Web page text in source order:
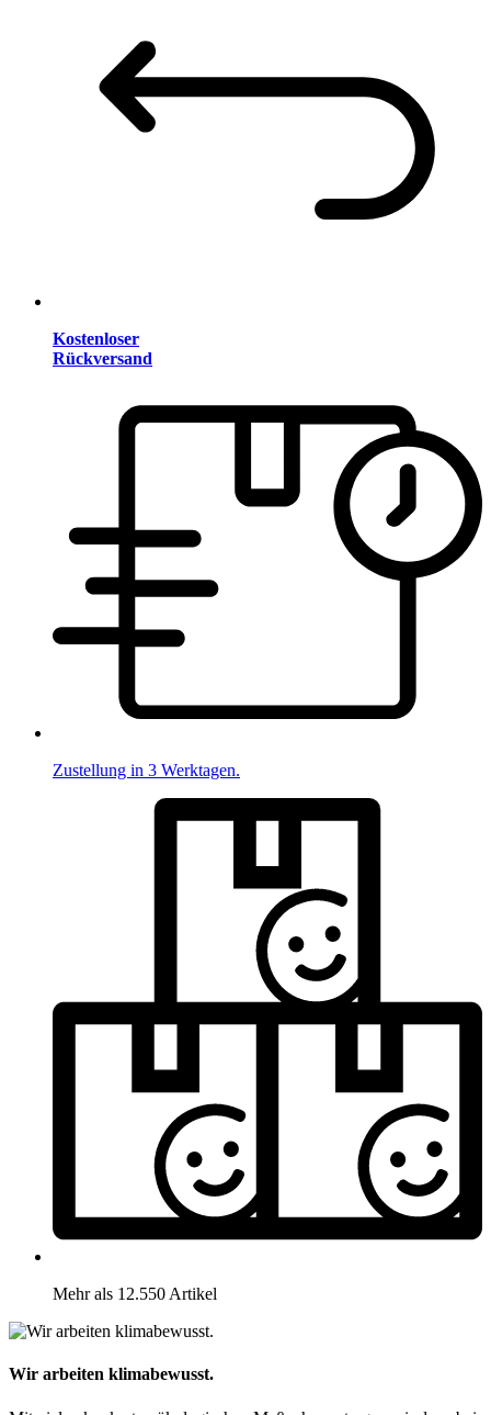
Kostenloser
Rückversand
Zustellung in 3 Werktagen.
Mehr als 12.550 Artikel
Wir arbeiten klimabewusst.